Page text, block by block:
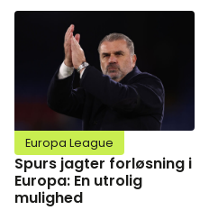
Europa League
Spurs jagter forløsning i
Europa: En utrolig
mulighed